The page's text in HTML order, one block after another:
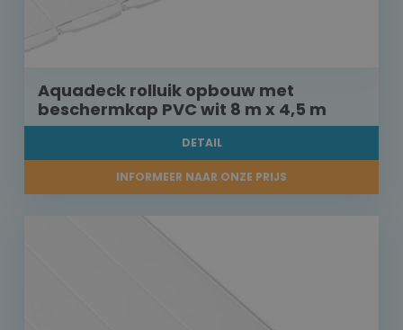
Aquadeck rolluik opbouw met
beschermkap PVC wit 8 m x 4,5 m
DETAIL
INFORMEER NAAR ONZE PRIJS